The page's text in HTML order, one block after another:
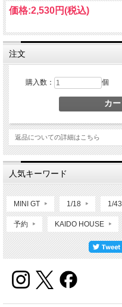
価格:2,530円(税込)
注文
購入数： 個
返品についての詳細はこちら
人気キーワード
MINI GT 1/18 1/43
予約 KAIDO HOUSE